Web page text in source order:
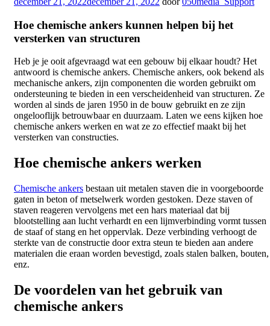
Hoe chemische ankers kunnen helpen bij het
versterken van structuren
Heb je je ooit afgevraagd wat een gebouw bij elkaar houdt? Het
antwoord is chemische ankers. Chemische ankers, ook bekend als
mechanische ankers, zijn componenten die worden gebruikt om
ondersteuning te bieden in een verscheidenheid van structuren. Ze
worden al sinds de jaren 1950 in de bouw gebruikt en ze zijn
ongelooflijk betrouwbaar en duurzaam. Laten we eens kijken hoe
chemische ankers werken en wat ze zo effectief maakt bij het
versterken van constructies.
Hoe chemische ankers werken
Chemische ankers bestaan uit metalen staven die in voorgeboorde
gaten in beton of metselwerk worden gestoken. Deze staven of
staven reageren vervolgens met een hars materiaal dat bij
blootstelling aan lucht verhardt en een lijmverbinding vormt tussen
de staaf of stang en het oppervlak. Deze verbinding verhoogt de
sterkte van de constructie door extra steun te bieden aan andere
materialen die eraan worden bevestigd, zoals stalen balken, bouten,
enz.
De voordelen van het gebruik van
chemische ankers